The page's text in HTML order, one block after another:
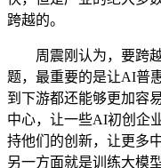
跨越的。
周震刚认为，要跨越
题，最重要的是让AI普
到下游都还能够更加容
中心，让一些AI初创企
持他们的创新，让更多
另一方面就是训练大模